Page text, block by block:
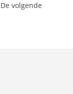
volgende